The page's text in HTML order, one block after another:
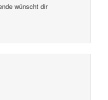
wünscht dir